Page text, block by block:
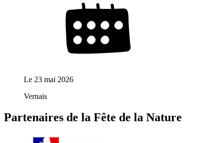
Le 23 mai 2026
Vernais
Partenaires de la Fête de la Nature